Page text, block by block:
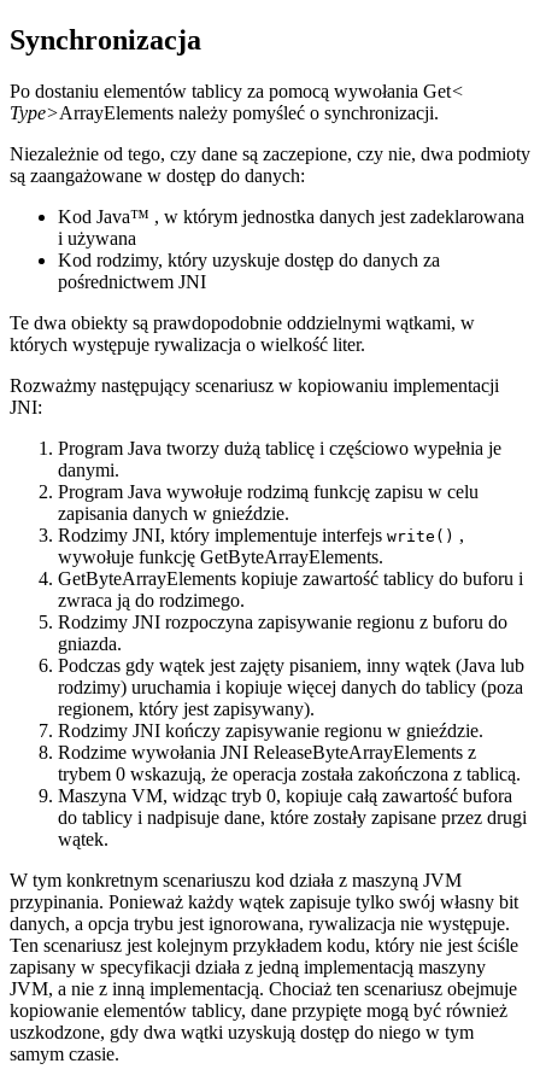
Synchronizacja
Po dostaniu elementów tablicy za pomocą wywołania Get<
Type>ArrayElements należy pomyśleć o synchronizacji.
Niezależnie od tego, czy dane są zaczepione, czy nie, dwa podmioty
są zaangażowane w dostęp do danych:
Kod Java™ , w którym jednostka danych jest zadeklarowana
i używana
Kod rodzimy, który uzyskuje dostęp do danych za
pośrednictwem JNI
Te dwa obiekty są prawdopodobnie oddzielnymi wątkami, w
których występuje rywalizacja o wielkość liter.
Rozważmy następujący scenariusz w kopiowaniu implementacji
JNI:
Program Java tworzy dużą tablicę i częściowo wypełnia je
danymi.
Program Java wywołuje rodzimą funkcję zapisu w celu
zapisania danych w gnieździe.
Rodzimy JNI, który implementuje interfejs write() ,
wywołuje funkcję GetByteArrayElements.
GetByteArrayElements kopiuje zawartość tablicy do buforu i
zwraca ją do rodzimego.
Rodzimy JNI rozpoczyna zapisywanie regionu z buforu do
gniazda.
Podczas gdy wątek jest zajęty pisaniem, inny wątek (Java lub
rodzimy) uruchamia i kopiuje więcej danych do tablicy (poza
regionem, który jest zapisywany).
Rodzimy JNI kończy zapisywanie regionu w gnieździe.
Rodzime wywołania JNI ReleaseByteArrayElements z
trybem 0 wskazują, że operacja została zakończona z tablicą.
Maszyna VM, widząc tryb 0, kopiuje całą zawartość bufora
do tablicy i nadpisuje dane, które zostały zapisane przez drugi
wątek.
W tym konkretnym scenariuszu kod działa z maszyną JVM
przypinania. Ponieważ każdy wątek zapisuje tylko swój własny bit
danych, a opcja trybu jest ignorowana, rywalizacja nie występuje.
Ten scenariusz jest kolejnym przykładem kodu, który nie jest ściśle
zapisany w specyfikacji działa z jedną implementacją maszyny
JVM, a nie z inną implementacją. Chociaż ten scenariusz obejmuje
kopiowanie elementów tablicy, dane przypięte mogą być również
uszkodzone, gdy dwa wątki uzyskują dostęp do niego w tym
samym czasie.